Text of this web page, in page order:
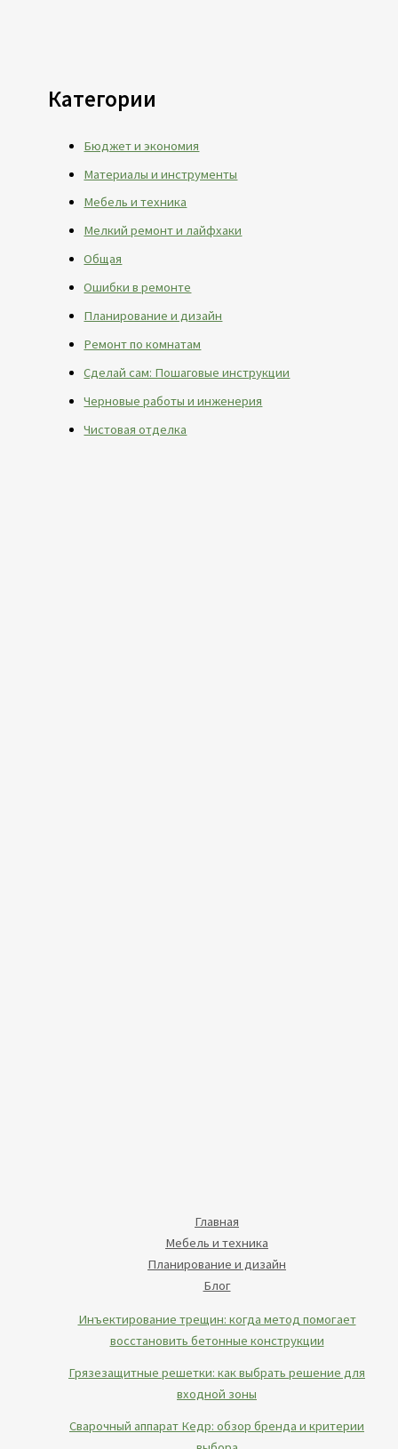
Категории
Бюджет и экономия
Материалы и инструменты
Мебель и техника
Мелкий ремонт и лайфхаки
Общая
Ошибки в ремонте
Планирование и дизайн
Ремонт по комнатам
Сделай сам: Пошаговые инструкции
Черновые работы и инженерия
Чистовая отделка
Главная
Мебель и техника
Планирование и дизайн
Блог
Инъектирование трещин: когда метод помогает
восстановить бетонные конструкции
Грязезащитные решетки: как выбрать решение для
входной зоны
Сварочный аппарат Кедр: обзор бренда и критерии